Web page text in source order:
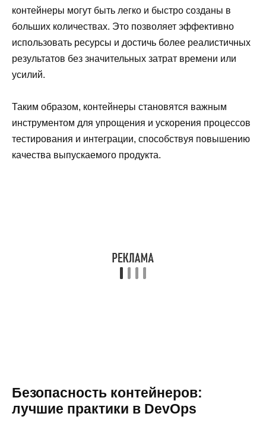
контейнеры могут быть легко и быстро созданы в
больших количествах. Это позволяет эффективно
использовать ресурсы и достичь более реалистичных
результатов без значительных затрат времени или
усилий.
Таким образом, контейнеры становятся важным
инструментом для упрощения и ускорения процессов
тестирования и интеграции, способствуя повышению
качества выпускаемого продукта.
Безопасность контейнеров:
лучшие практики в DevOps